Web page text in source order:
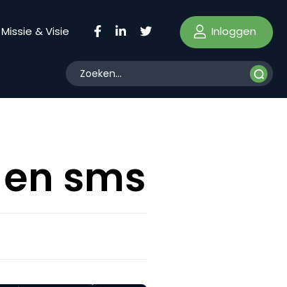
Missie & Visie Inloggen
sms